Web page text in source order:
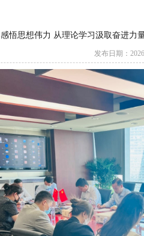
感悟思想伟力 从理论学习汲取奋进
发布日期：